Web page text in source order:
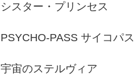
シスター・プリンセス
PSYCHO-PASS サイコパス
宇宙のステルヴィア